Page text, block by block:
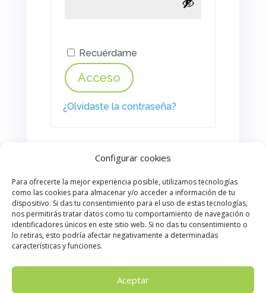
Configurar cookies
Para ofrecerte la mejor experiencia posible, utilizamos tecnologías
como las cookies para almacenar y/o acceder a información de tu
dispositivo. Si das tu consentimiento para el uso de estas tecnologías,
nos permitirás tratar datos como tu comportamiento de navegación o
identificadores únicos en este sitio web. Si no das tu consentimiento o
lo retiras, esto podría afectar negativamente a determinadas
características y funciones.
Aceptar
Recuérdame
Acceso
¿Olvidaste la contraseña?
VOLVER A CULBUKS
LIBRERÍA